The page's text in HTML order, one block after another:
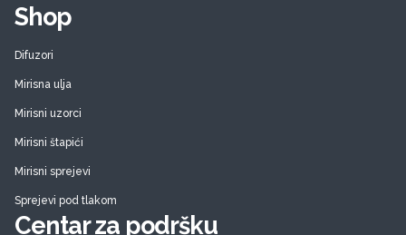
Shop
Difuzori
Mirisna ulja
Mirisni uzorci
Mirisni štapići
Mirisni sprejevi
Sprejevi pod tlakom
Centar za podršku